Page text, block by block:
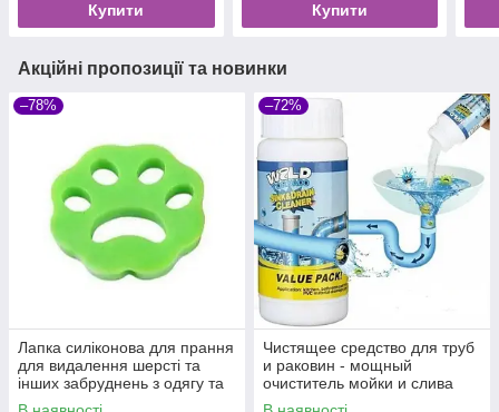
Купити Купити
Акційні пропозиції та новинки
–78%
Лапка силіконова для прання
для видалення шерсті та
інших забруднень з одягу та
меблів
–72%
Чистящее средство для труб
и раковин - мощный
очиститель мойки и слива
Wild Tornado Sink Drain